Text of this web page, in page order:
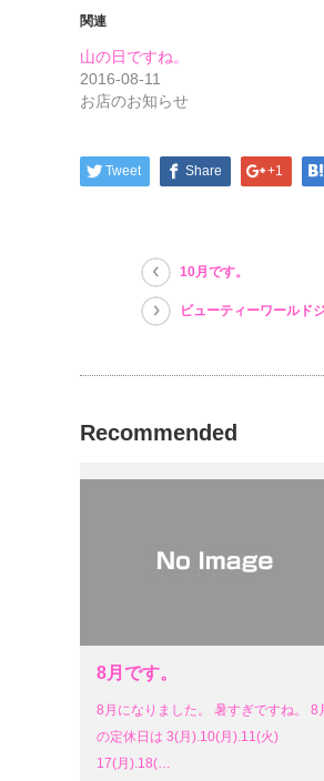
共
有
(新
し
い
ド
ウ
で
ク
リ
ッ
ク
し
さ
(新
ド
ウ
で
開
き
ま
ド
ウ
で
関連
山の日ですね。
2016-08-11
お店のお知らせ
Tweet Share +1
10月です。
ビューティーワールド
Recommended
8月です。
8月になりました。 暑すぎですね。 8
の定休日は 3(月).10(月).11(火)
17(月).18(…